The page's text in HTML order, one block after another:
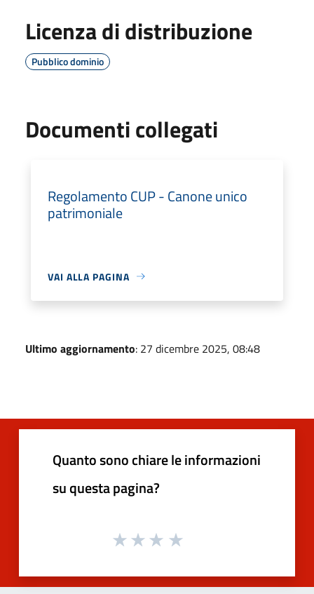
Licenza di distribuzione
Pubblico dominio
Documenti collegati
Regolamento CUP - Canone unico
patrimoniale
VAI ALLA PAGINA
Ultimo aggiornamento: 27 dicembre 2025, 08:48
Quanto sono chiare le informazioni
su questa pagina?